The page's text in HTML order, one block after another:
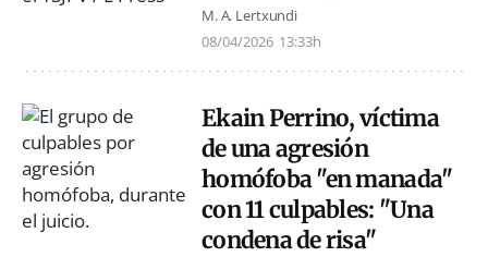
M. A. Lertxundi
08/04/2026 13:33h
Ekain Perrino, víctima
de una agresión
homófoba "en manada"
con 11 culpables: "Una
condena de risa"